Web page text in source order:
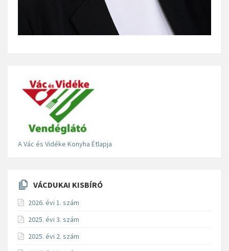
A Vác és Vidéke Konyha Étlapja
VÁCDUKAI KISBÍRÓ
2026. évi 1. szám
2025. évi 3. szám
2025. évi 2. szám